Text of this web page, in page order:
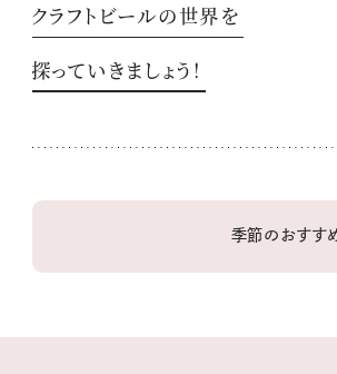
クラフトビールの世界を
探っていきましょう！
季節のおすす